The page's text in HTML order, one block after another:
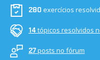
280 exercícios
14tópicos resolvidos
27posts no fórum